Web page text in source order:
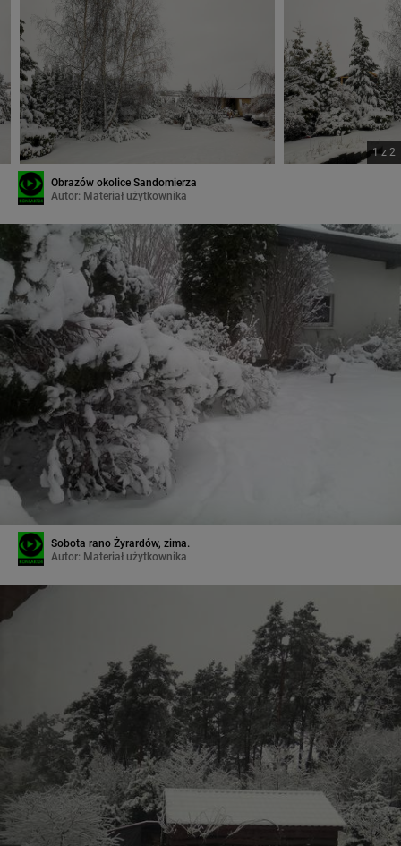
1z 2
Obrazów okolice Sandomierza
Autor: Materiał użytkownika
Sobota rano Żyrardów, zima.
Autor: Materiał użytkownika